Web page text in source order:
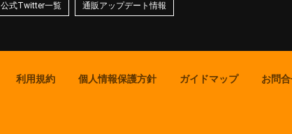
公式Twitter一覧 通販アップデート情報
利用規約 個人情報保護方針 ガイドマップ お問